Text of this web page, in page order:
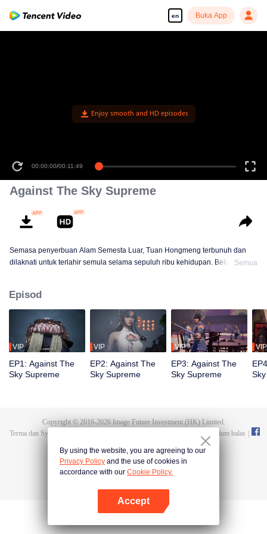
en Buka App
Enjoy smooth and HD episodes
00:00:00/00:11:49
Against The Sky Supreme
Semasa penyerbuan Alam Semesta Luar, Tuan Hongmeng terbunuh dan
dilaknati untuk terlahir semula selama sepuluh ribu kehidupan. Beliau
perkahwinan, Tan Yun terserempak dengan tunangnya yang berlaku curang
dan dipukul untuk membangkitkan ingatan Hongmeng. Kemudian, Tan Yun
memiliki bakat tahap Dewa untuk meningkatkan pertumbuhannya.
Semua
Episod
VIP
EP1: Against The
Sky Supreme
VIP
EP2: Against The
Sky Supreme
VIP
EP3: Against The
Sky Supreme
VIP
Copyright © 2016-2026Image Future Investment (HK) Limited.
Terma dan Syarat
Cadangan dan maklum balas
By using the website, you are agreeing to our
Privacy Policy and the use of cookies in
accordance with our Cookie Policy.
Accept